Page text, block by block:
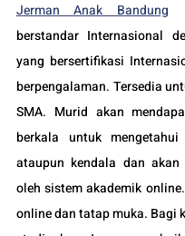
Jerman Anak Bandung
berstandar Internasional
yang bersertifikasi
berpengalaman. Tersedia
SMA. Murid akan
berkala untuk mengetahui
ataupun kendala dan
oleh sistem akademik
online dan tatap muka. Bagi